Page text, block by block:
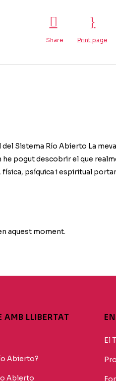
Share Print page
Sistema Río Abierto La
pogut descobrir el que
psíquica i espiritual
aquest moment.
AMB LLIBERTAT
Abierto?
Abierto
El